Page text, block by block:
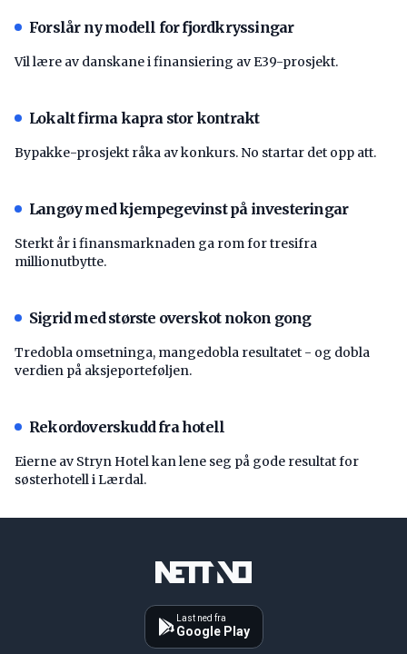
Forslår ny modell for fjordkryssingar
Vil lære av danskane i finansiering av E39-prosjekt.
Lokalt firma kapra stor kontrakt
Bypakke-prosjekt råka av konkurs. No startar det opp att.
Langøy med kjempegevinst på investeringar
Sterkt år i finansmarknaden ga rom for tresifra
millionutbytte.
Sigrid med største overskot nokon gong
Tredobla omsetninga, mangedobla resultatet - og dobla
verdien på aksjeporteføljen.
Rekordoverskudd fra hotell
Eierne av Stryn Hotel kan lene seg på gode resultat for
søsterhotell i Lærdal.
Last ned fra
Google Play